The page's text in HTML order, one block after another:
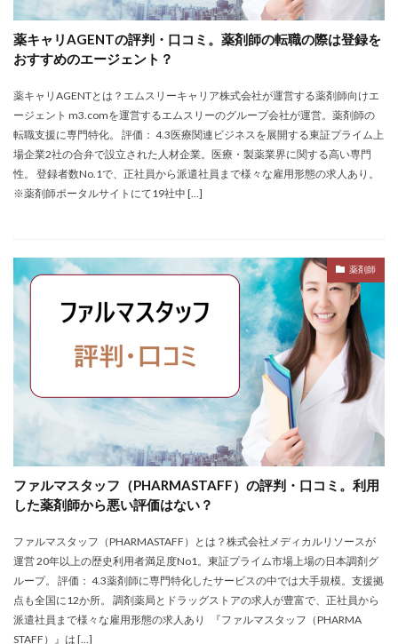
薬キャリAGENTの評判・口コミ。薬剤師の転職の際は登録を
おすすめのエージェント？
薬キャリAGENTとは？エムスリーキャリア株式会社が運営する薬剤師向けエ
ージェント m3.comを運営するエムスリーのグループ会社が運営。薬剤師の
転職支援に専門特化。 評価： 4.3医療関連ビジネスを展開する東証プライム上
場企業2社の合弁で設立された人材企業。医療・製薬業界に関する高い専門
性。 登録者数No.1で、正社員から派遣社員まで様々な雇用形態の求人あり。
※薬剤師ポータルサイトにて19社中 […]
薬剤師
ファルマスタッフ（PHARMASTAFF）の評判・口コミ。利用
した薬剤師から悪い評価はない？
ファルマスタッフ（PHARMASTAFF）とは？株式会社メディカルリソースが
運営 20年以上の歴史利用者満足度No1。東証プライム市場上場の日本調剤グ
ループ。 評価： 4.3薬剤師に専門特化したサービスの中では大手規模。支援拠
点も全国に12か所。 調剤薬局とドラッグストアの求人が豊富で、正社員から
派遣社員まで様々な雇用形態の求人あり 『ファルマスタッフ（PHARMA
STAFF）』は […]